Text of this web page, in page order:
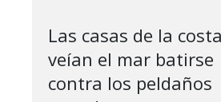
Las casas de la costa
veían el mar batirse
contra los peldaños